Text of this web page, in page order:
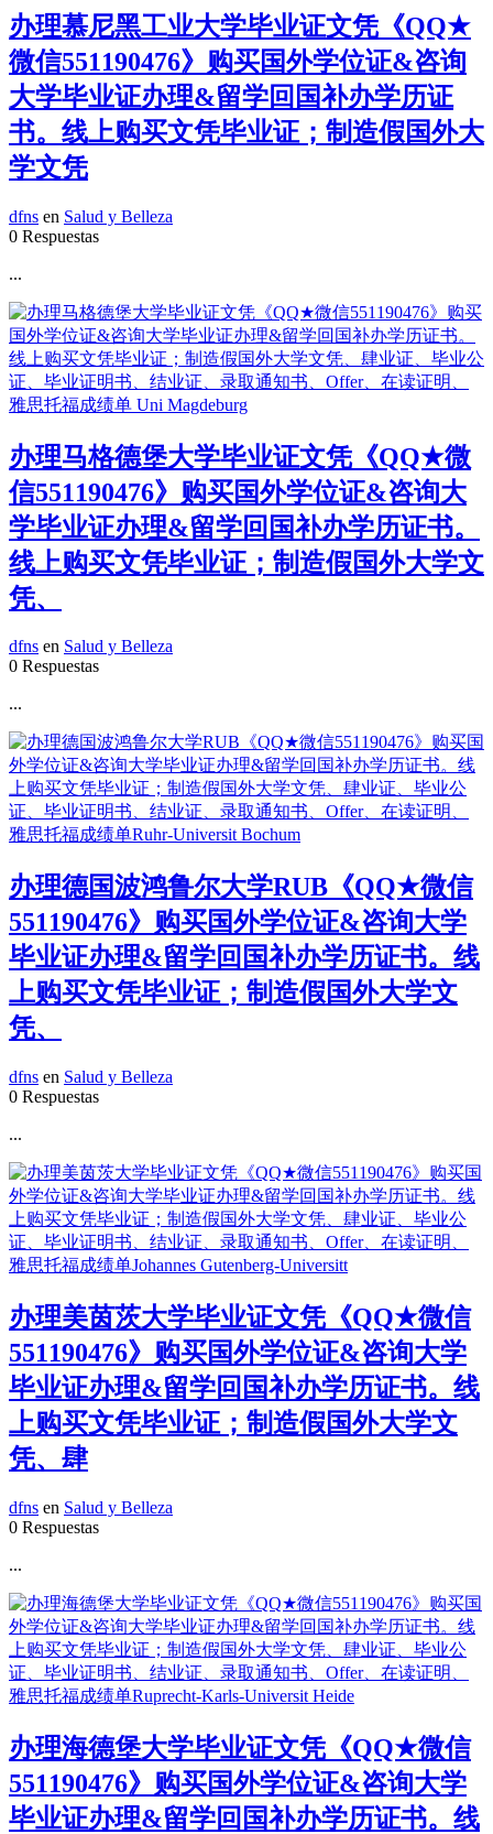
办理慕尼黑工业大学毕业证文凭《QQ★
微信551190476》购买国外学位证&咨询
大学毕业证办理&留学回国补办学历证
书。线上购买文凭毕业证；制造假国外大
学文凭
dfns en Salud y Belleza
0 Respuestas
...
办理马格德堡大学毕业证文凭《QQ★微
信551190476》购买国外学位证&咨询大
学毕业证办理&留学回国补办学历证书。
线上购买文凭毕业证；制造假国外大学文
凭、
dfns en Salud y Belleza
0 Respuestas
...
办理德国波鸿鲁尔大学RUB《QQ★微信
551190476》购买国外学位证&咨询大学
毕业证办理&留学回国补办学历证书。线
上购买文凭毕业证；制造假国外大学文
凭、
dfns en Salud y Belleza
0 Respuestas
...
办理美茵茨大学毕业证文凭《QQ★微信
551190476》购买国外学位证&咨询大学
毕业证办理&留学回国补办学历证书。线
上购买文凭毕业证；制造假国外大学文
凭、肆
dfns en Salud y Belleza
0 Respuestas
...
办理海德堡大学毕业证文凭《QQ★微信
551190476》购买国外学位证&咨询大学
毕业证办理&留学回国补办学历证书。线